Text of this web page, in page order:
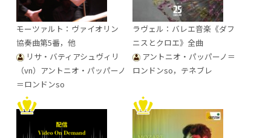
モーツァルト：ヴァイオリン
協奏曲第5番，他
リサ・バティアシュヴィリ
（vn）アントニオ・パッパーノ
＝ロンドンso
ラヴェル：バレエ音楽《ダフ
ニスとクロエ》全曲
アントニオ・パッパーノ＝
ロンドンso，テネブレ